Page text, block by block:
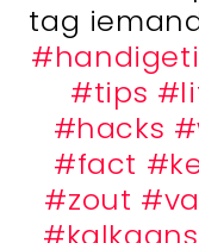
tag
#tips
#hacks
#fact
#zout